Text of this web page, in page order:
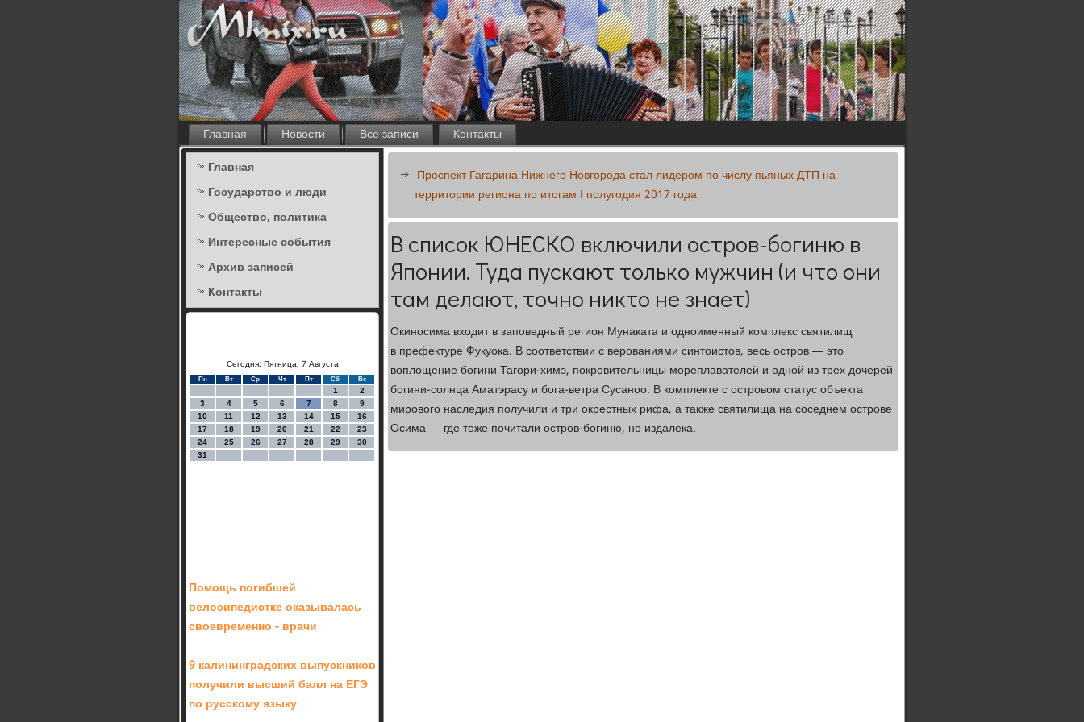
Главная Новости Все записи
Контакты
Главная
Государство и люди
Общество, политика
Интересные события
Архив записей
Контакты
Сегодня: Пятница, 7 Августа
Пн Вт Ср Чт Пт Сб Вс
1
2
3
4 5 6 7 8
9
10
11 12 13 14 15
16
17
18 19 20 21 22
23
24
25 26 27 28 29
30
31
Помощь погибшей
велосипедистке оказывалась
своевременно - врачи
9 калининградских выпускников
получили высший балл на ЕГЭ
по русскому языку
Проспект Гагарина Нижнего Новгорода стал лидером по числу пьяных ДТП на
территории региона по итогам I полугодия 2017 года
В список ЮНЕСКО включили остров-богиню в
Японии. Туда пускают только мужчин (и что они
там делают, точно никто не знает)
Окиносима входит в заповедный регион Мунаката и одноименный комплекс святилищ
в префектуре Фукуока. В соответствии с верованиями синтоистов, весь остров — это
воплощение богини Тагори-химэ, покровительницы мореплавателей и одной из трех дочерей
богини-солнца Аматэрасу и бога-ветра Сусаноо. В комплекте с островом статус объекта
мирового наследия получили и три окрестных рифа, а также святилища на соседнем острове
Осима — где тоже почитали остров-богиню, но издалека.